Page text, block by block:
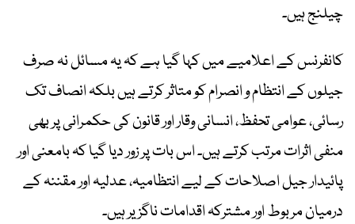
چیلنج ہیں۔
کانفرنس کے اعلامیے میں کہا گیا ہے کہ یہ مسائل نہ صرف
جیلوں کے انتظام و انصرام کو متاثر کرتے ہیں بلکہ انصاف تک
رسائی، عوامی تحفظ، انسانی وقار اور قانون کی حکمرانی پر بھی
منفی اثرات مرتب کرتے ہیں۔ اس بات پر زور دیا گیا کہ بامعنی اور
پائیدار جیل اصلاحات کے لیے انتظامیہ، عدلیہ اور مقننہ کے
درمیان مربوط اور مشترکہ اقدامات ناگزیر ہیں۔